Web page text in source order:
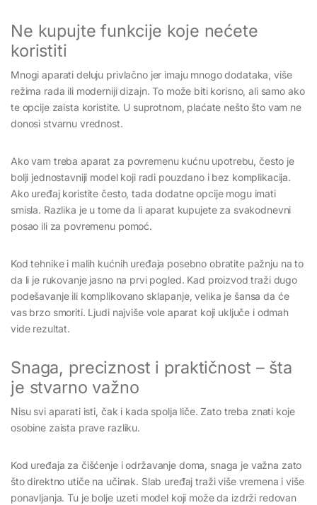
Ne kupujte funkcije koje nećete
koristiti
Mnogi aparati deluju privlačno jer imaju mnogo dodataka, više
režima rada ili moderniji dizajn. To može biti korisno, ali samo ako
te opcije zaista koristite. U suprotnom, plaćate nešto što vam ne
donosi stvarnu vrednost.
Ako vam treba aparat za povremenu kućnu upotrebu, često je
bolji jednostavniji model koji radi pouzdano i bez komplikacija.
Ako uređaj koristite često, tada dodatne opcije mogu imati
smisla. Razlika je u tome da li aparat kupujete za svakodnevni
posao ili za povremenu pomoć.
Kod tehnike i malih kućnih uređaja posebno obratite pažnju na to
da li je rukovanje jasno na prvi pogled. Kad proizvod traži dugo
podešavanje ili komplikovano sklapanje, velika je šansa da će
vas brzo smoriti. Ljudi najviše vole aparat koji uključe i odmah
vide rezultat.
Snaga, preciznost i praktičnost – šta
je stvarno važno
Nisu svi aparati isti, čak i kada spolja liče. Zato treba znati koje
osobine zaista prave razliku.
Kod uređaja za čišćenje i održavanje doma, snaga je važna zato
što direktno utiče na učinak. Slab uređaj traži više vremena i više
ponavljanja. Tu je bolje uzeti model koji može da izdrži redovan